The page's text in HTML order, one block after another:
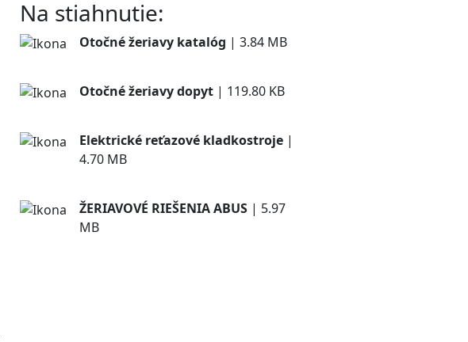
Na stiahnutie:
Otočné žeriavy katalóg | 3.84 MB
Otočné žeriavy dopyt | 119.80 KB
Elektrické reťazové kladkostroje |
4.70 MB
ŽERIAVOVÉ RIEŠENIA ABUS | 5.97
MB